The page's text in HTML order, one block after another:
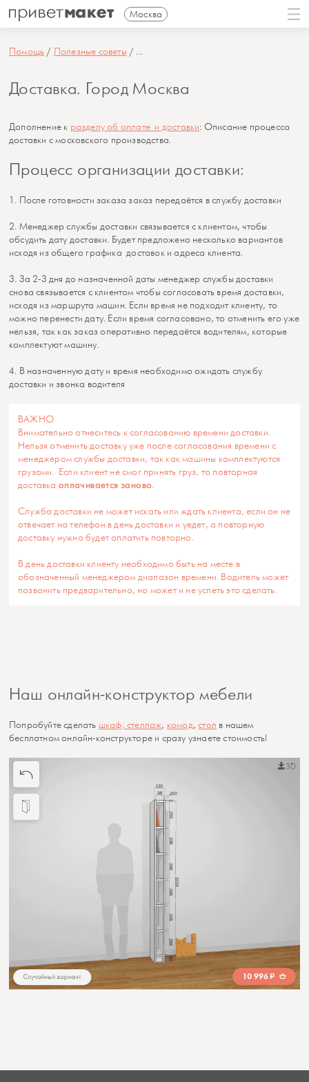
Москва
Помощь Полезные советы ...
Доставка. Город Москва
Дополнение к разделу об оплате и доставки: Описание процесса
доставки с московского производства.
Процесс организации доставки:
1. После готовности заказа заказ передаётся в службу доставки
2. Менеджер службы доставки связывается с клиентом, чтобы
обсудить дату доставки. Будет предложено несколько вариантов
исходя из общего графика доставок и адреса клиента.
3. За 2-3 дня до назначенной даты менеджер службы доставки
снова связывается с клиентом чтобы согласовать время доставки,
исходя из маршрута машин. Если время не подходит клиенту, то
можно перенести дату. Если время согласовано, то отменить его уже
нельзя, так как заказ оперативно передаётся водителям, которые
комплектуют машину.
4. В назначенную дату и время необходимо ожидать службу
доставки и звонка водителя
ВАЖНО
Внимательно отнеситесь к согласованию времени доставки.
Нельзя отменить доставку уже после согласования времени с
менеджером службы доставки, так как машины комплектуются
грузами. Если клиент не смог принять груз, то повторная
доставка оплачивается заново.
Служба доставки не может искать или ждать клиента, если он не
отвечает на телефон в день доставки и уедет, а повторную
доставку нужно будет оплатить повторно.
В день доставки клиенту необходимо быть на месте в
обозначенный менеджером диапазон времени. Водитель может
позвонить предварительно, но может и не успеть это сделать.
Наш онлайн-конструктор мебели
Попробуйте сделать шкаф, стеллаж, комод,стол в нашем
бесплатном онлайн-конструкторе и сразу узнаете стоимость!